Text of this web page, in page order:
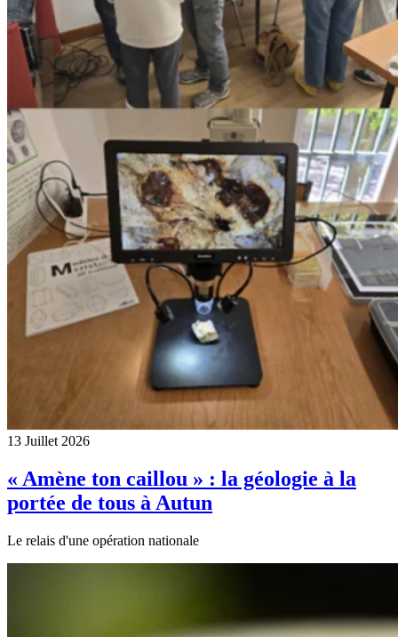
13 Juillet 2026
« Amène ton caillou » : la géologie à la
portée de tous à Autun
Le relais d'une opération nationale